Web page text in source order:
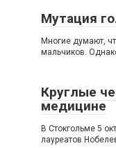
Мутация
Многие думают,
мальчиков.
Круглые
медицине
В Стокгольме 5
лауреатов